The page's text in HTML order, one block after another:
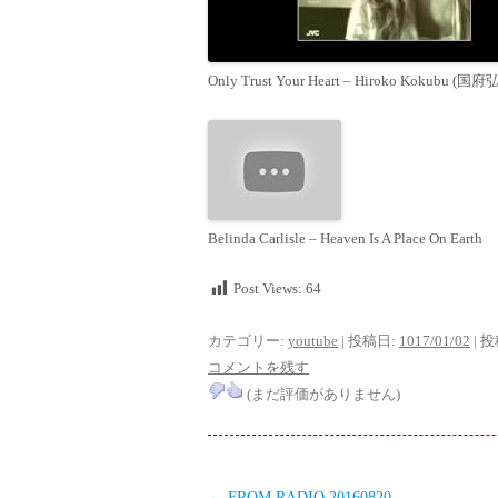
Only Trust Your Heart – Hiroko Kokubu (国府
Belinda Carlisle – Heaven Is A Place On Earth
Post Views: 64
カテゴリー: youtube | 投稿日: 1017/01/02 | 投
コメントを残す
(まだ評価がありません)